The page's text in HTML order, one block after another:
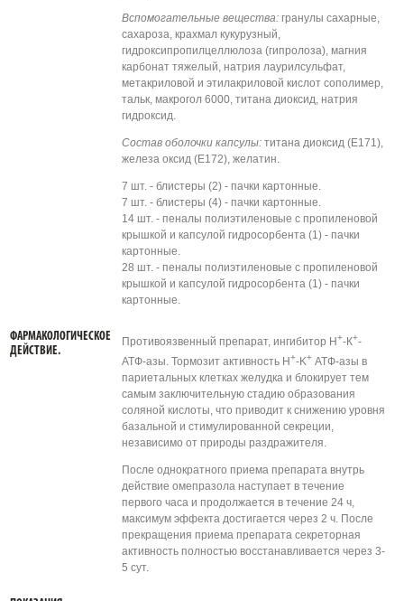
Вспомогательные вещества: гранулы сахарные,
сахароза, крахмал кукурузный,
гидроксипропилцеллюлоза (гипролоза), магния
карбонат тяжелый, натрия лаурилсульфат,
метакриловой и этилакриловой кислот сополимер,
тальк, макрогол 6000, титана диоксид, натрия
гидроксид.
Состав оболочки капсулы:титана диоксид (Е171),
железа оксид (Е172), желатин.
7 шт. - блистеры (2) - пачки картонные.
7 шт. - блистеры (4) - пачки картонные.
14 шт. - пеналы полиэтиленовые с пропиленовой
крышкой и капсулой гидросорбента (1) - пачки
картонные.
28 шт. - пеналы полиэтиленовые с пропиленовой
крышкой и капсулой гидросорбента (1) - пачки
картонные.
ФАРМАКОЛОГИЧЕСКОЕ
ДЕЙСТВИЕ.
Противоязвенный препарат, ингибитор Н+-К+-
АТФ-азы. Тормозит активность H+-K+АТФ-азы в
париетальных клетках желудка и блокирует тем
самым заключительную стадию образования
соляной кислоты, что приводит к снижению уровня
базальной и стимулированной секреции,
независимо от природы раздражителя.
После однократного приема препарата внутрь
действие омепразола наступает в течение
первого часа и продолжается в течение 24 ч,
максимум эффекта достигается через 2 ч. После
прекращения приема препарата секреторная
активность полностью восстанавливается через 3-
5 сут.